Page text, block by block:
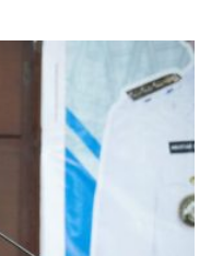
RI Budi
pemberian vaksin
yang
Bulan Januari
kepada 526.753